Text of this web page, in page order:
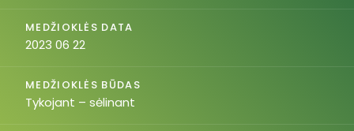
MEDŽIOKLĖS DATA
2023 06 22
MEDŽIOKLĖS BŪDAS
Tykojant – sėlinant